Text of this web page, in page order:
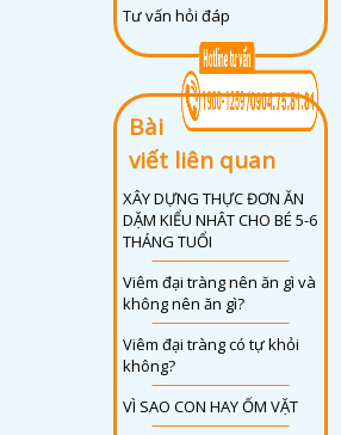
Tư vấn hỏi đáp
Bài
viết liên quan
XÂY DỰNG THỰC ĐƠN ĂN
DẶM KIỂU NHÂT CHO BÉ 5-6
THÁNG TUỔI
Viêm đại tràng nên ăn gì và
không nên ăn gì?
Viêm đại tràng có tự khỏi
không?
VÌ SAO CON HAY ỐM VẶT